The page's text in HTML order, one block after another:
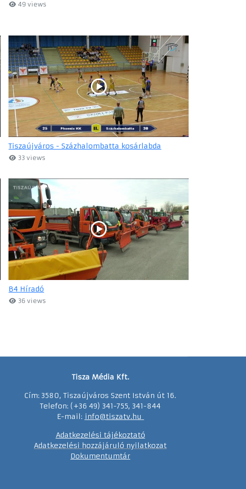
49 views
Tiszaújváros - Százhalombatta kosárlabda
33 views
B4 Híradó
36 views
Tisza Média Kft.
Cím: 3580, Tiszaújváros Szent István út 16.
Telefon: (+36 49) 341-755, 341-844
E-mail: info@tiszatv.hu
Adatkezelési tájékoztató
Adatkezelési hozzájáruló nyilatkozat
Dokumentumtár